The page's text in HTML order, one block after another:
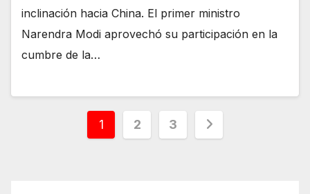
inclinación hacia China. El primer ministro
Narendra Modi aprovechó su participación en la
cumbre de la…
Paginación
1 2 3